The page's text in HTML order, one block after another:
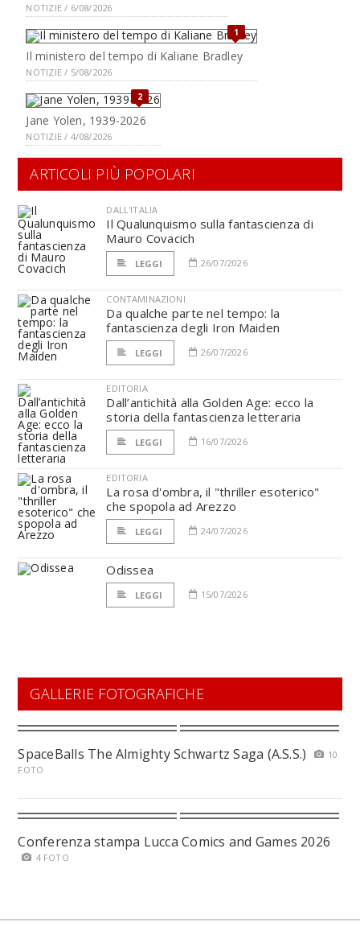
NOTIZIE / 6/08/2026
1
Il ministero del tempo di Kaliane Bradley
NOTIZIE / 5/08/2026
2
Jane Yolen, 1939-2026
NOTIZIE / 4/08/2026
ARTICOLI PIÙ POPOLARI
DALL'ITALIA
Il Qualunquismo sulla fantascienza di
Mauro Covacich
LEGGI 26/07/2026
CONTAMINAZIONI
Da qualche parte nel tempo: la
fantascienza degli Iron Maiden
LEGGI 26/07/2026
EDITORIA
Dall’antichità alla Golden Age: ecco la
storia della fantascienza letteraria
LEGGI 16/07/2026
EDITORIA
La rosa d'ombra, il "thriller esoterico"
che spopola ad Arezzo
LEGGI 24/07/2026
Odissea
LEGGI 15/07/2026
GALLERIE FOTOGRAFICHE
SpaceBalls The Almighty Schwartz Saga (A.S.S.)
10
FOTO
Conferenza stampa Lucca Comics and Games 2026
4 FOTO